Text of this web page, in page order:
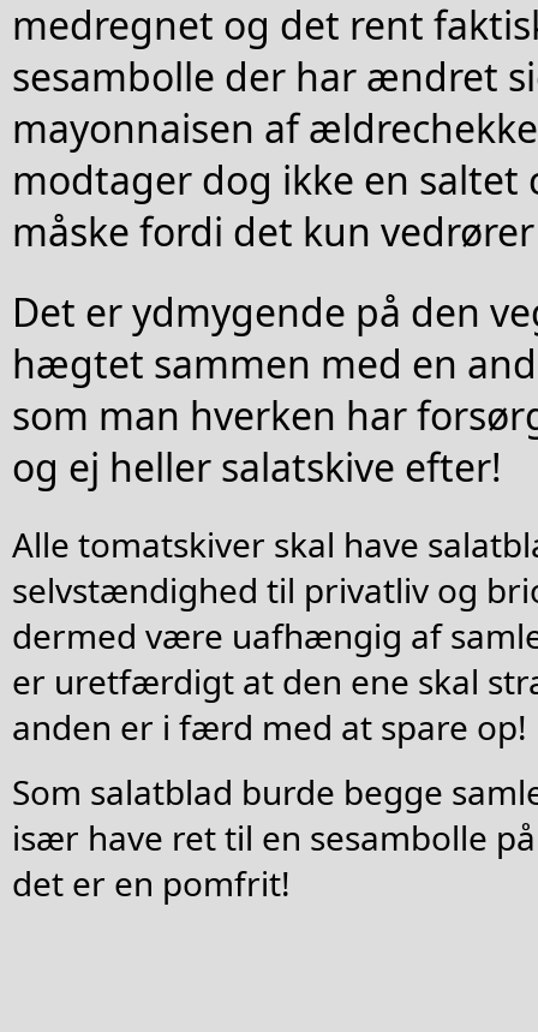
medregnet og det rent
sesambolle der har ændret
mayonnaisen af
modtager dog ikke en saltet
måske fordi det kun
Det er ydmygende på den
hægtet sammen med en
som man hverken har
og ej heller salatskive efter!
Alle tomatskiver skal have
selvstændighed til privatliv og
dermed være uafhængig af
er uretfærdigt at den ene skal
anden er i færd med at spare op!
Som salatblad burde begge
især have ret til en sesambolle
det er en pomfrit!